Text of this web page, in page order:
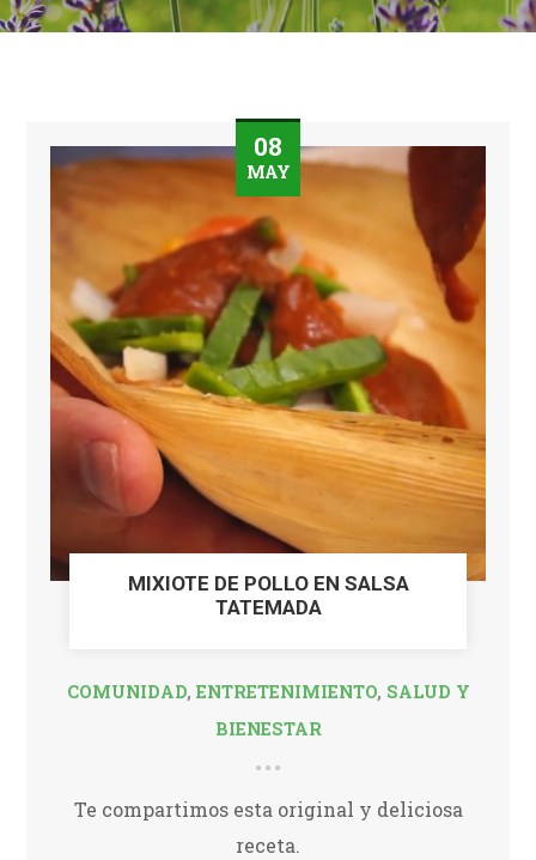
08
MAY
MIXIOTE DE POLLO EN SALSA
TATEMADA
COMUNIDAD, ENTRETENIMIENTO, SALUD Y
BIENESTAR
Te compartimos esta original y deliciosa
receta.